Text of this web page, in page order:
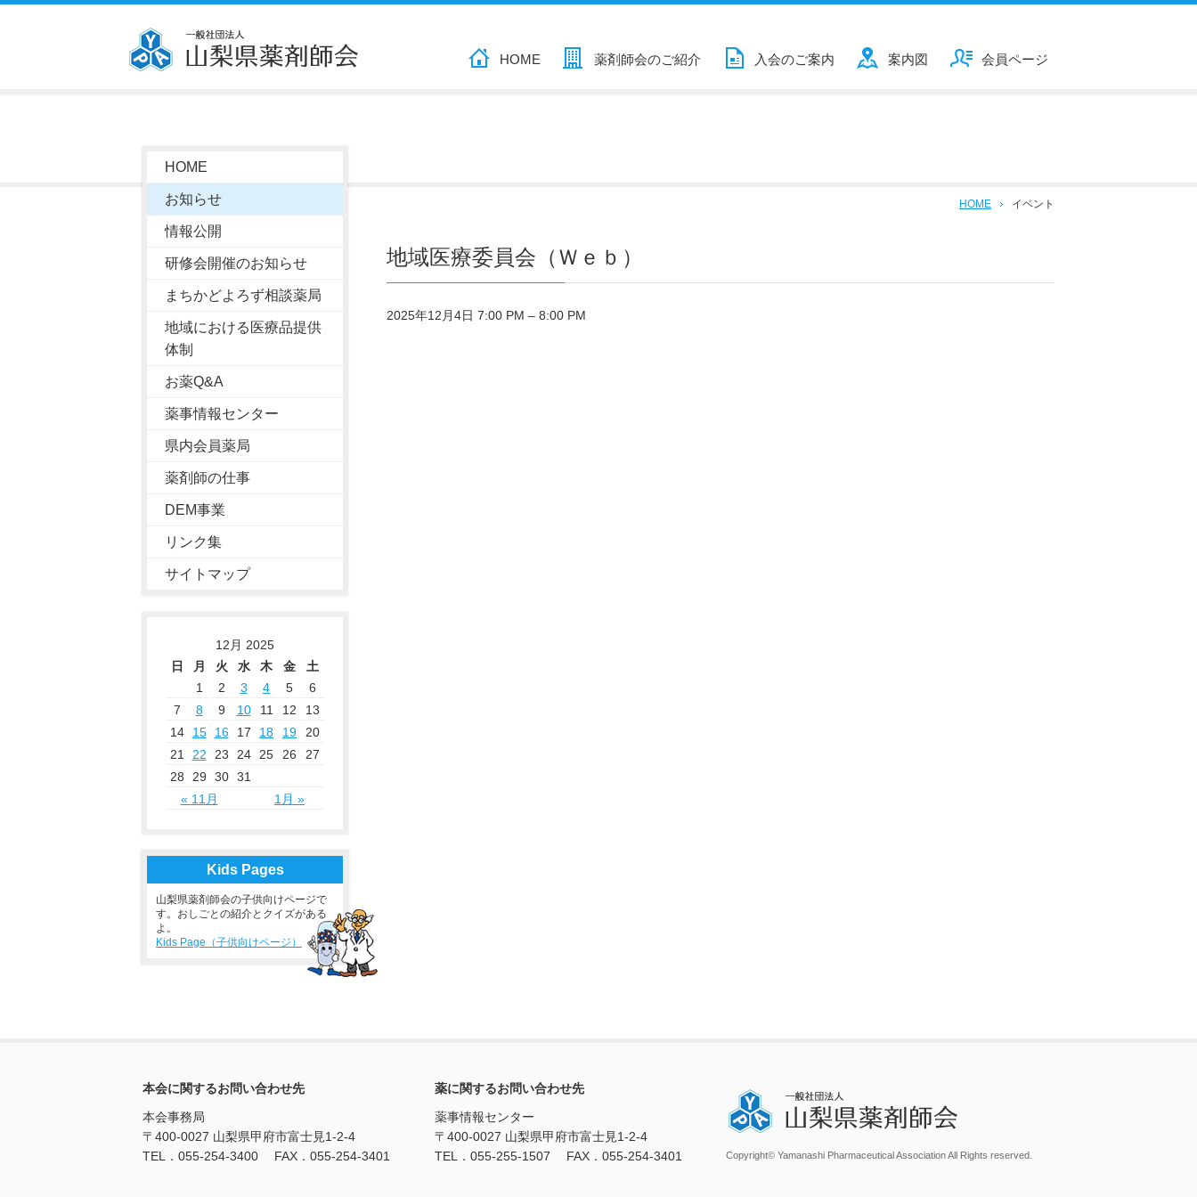
HOME 薬剤師会のご紹介 入会のご案内 案内図 会員ページ
HOME イベント
HOME
お知らせ
情報公開
研修会開催のお知らせ
まちかどよろず相談薬局
地域における医療品提供
体制
お薬Q&A
薬事情報センター
県内会員薬局
薬剤師の仕事
DEM事業
リンク集
サイトマップ
12月 2025
日
月 火 水 木 金
土
1
2 3 4 5
6
7
8 9 10 11 12
13
14
15 16 17 18 19
20
21
22 23 24 25 26
27
28
29 30 31
« 11月
1月 »
Kids Pages
山梨県薬剤師会の子供向けページで
す。おしごとの紹介とクイズがある
よ。
Kids Page（子供向けページ）
地域医療委員会（Ｗｅｂ）
2025年12月4日 7:00 PM – 8:00 PM
本会に関するお問い合わせ先
本会事務局
〒400-0027 山梨県甲府市富士見1-2-4
TEL．055-254-3400 FAX．055-254-3401
薬に関するお問い合わせ先
薬事情報センター
〒400-0027 山梨県甲府市富士見1-2-4
TEL．055-255-1507 FAX．055-254-3401
Copyright© Yamanashi Pharmaceutical Association All Rights reserved.